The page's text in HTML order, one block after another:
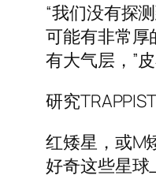
“我们没有探
可能有非常
有大气层，”
研究
红矮星，或M
好奇这些星球